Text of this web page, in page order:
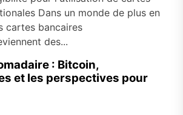
Dans un monde de plus en
cartes bancaires
des...
: Bitcoin,
et les perspectives pour